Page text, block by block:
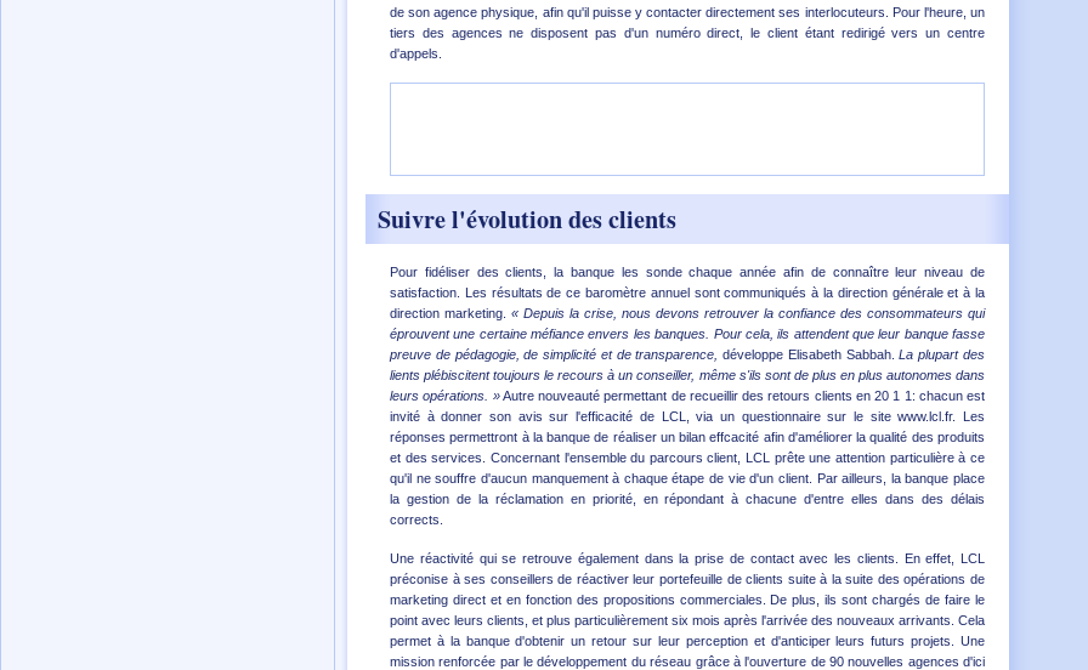
de son agence physique, afin qu'il puisse y contacter directement ses interlocuteurs. Pour l'heure, un
tiers des agences ne disposent pas d'un numéro direct, le client étant redirigé vers un centre
d'appels.
Suivre l'évolution des clients
Pour fidéliser des clients, la banque les sonde chaque année afin de connaître leur niveau de
satisfaction. Les résultats de ce baromètre annuel sont communiqués à la direction générale et à la
direction marketing. « Depuis la crise, nous devons retrouver la confiance des consommateurs qui
éprouvent une certaine méfiance envers les banques. Pour cela, ils attendent que leur banque fasse
preuve de pédagogie, de simplicité et de transparence, développe Elisabeth Sabbah.La plupart des
lients plébiscitent toujours le recours à un conseiller, même s'ils sont de plus en plus autonomes dans
leurs opérations. »Autre nouveauté permettant de recueillir des retours clients en 20 1 1: chacun est
invité à donner son avis sur l'efficacité de LCL, via un questionnaire sur le site www.lcl.fr. Les
réponses permettront à la banque de réaliser un bilan effcacité afin d'améliorer la qualité des produits
et des services. Concernant l'ensemble du parcours client, LCL prête une attention particulière à ce
qu'il ne souffre d'aucun manquement à chaque étape de vie d'un client. Par ailleurs, la banque place
la gestion de la réclamation en priorité, en répondant à chacune d'entre elles dans des délais
corrects.
Une réactivité qui se retrouve également dans la prise de contact avec les clients. En effet, LCL
préconise à ses conseillers de réactiver leur portefeuille de clients suite à la suite des opérations de
marketing direct et en fonction des propositions commerciales. De plus, ils sont chargés de faire le
point avec leurs clients, et plus particulièrement six mois après l'arrivée des nouveaux arrivants. Cela
permet à la banque d'obtenir un retour sur leur perception et d'anticiper leurs futurs projets. Une
mission renforcée par le développement du réseau grâce à l'ouverture de 90 nouvelles agences d'ici